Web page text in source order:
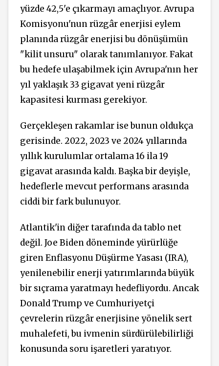
yüzde 42,5'e çıkarmayı amaçlıyor. Avrupa
Komisyonu'nun rüzgâr enerjisi eylem
planında rüzgâr enerjisi bu dönüşümün
"kilit unsuru" olarak tanımlanıyor. Fakat
bu hedefe ulaşabilmek için Avrupa'nın her
yıl yaklaşık 33 gigavat yeni rüzgâr
kapasitesi kurması gerekiyor.
Gerçekleşen rakamlar ise bunun oldukça
gerisinde. 2022, 2023 ve 2024 yıllarında
yıllık kurulumlar ortalama 16 ila 19
gigavat arasında kaldı. Başka bir deyişle,
hedeflerle mevcut performans arasında
ciddi bir fark bulunuyor.
Atlantik'in diğer tarafında da tablo net
değil. Joe Biden döneminde yürürlüğe
giren Enflasyonu Düşürme Yasası (IRA),
yenilenebilir enerji yatırımlarında büyük
bir sıçrama yaratmayı hedefliyordu. Ancak
Donald Trump ve Cumhuriyetçi
çevrelerin rüzgâr enerjisine yönelik sert
muhalefeti, bu ivmenin sürdürülebilirliği
konusunda soru işaretleri yaratıyor.